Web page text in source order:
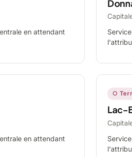
en attendant
en attendant
○
Lac-